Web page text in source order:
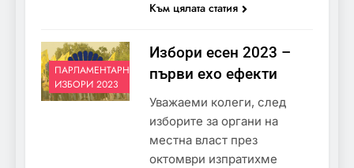
Към цялата статия
ПАРЛАМЕНТАРНИ
ИЗБОРИ 2023
Избори есен 2023 –
първи ехо ефекти
Уважаеми колеги, след
изборите за органи на
местна власт през
октомври изпратихме